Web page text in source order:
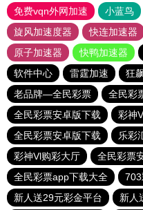
免费vqn外网加速
小蓝鸟
旋风加速度器
快连加速器
原子加速器
快鸭加速器
软件中心
雷霆加速 狂
老品牌—全民彩票
全民彩
全民彩票安卓版下载
彩神
全民彩票安卓版下载
乐彩
彩神Vl购彩大厅
全民彩票
全民彩票app下载大全
新人送29元彩金平台
新人